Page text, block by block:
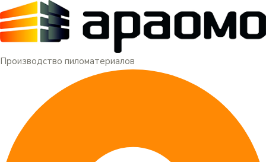
Производство пиломатериалов
Меню
Перейти
к
содержимому